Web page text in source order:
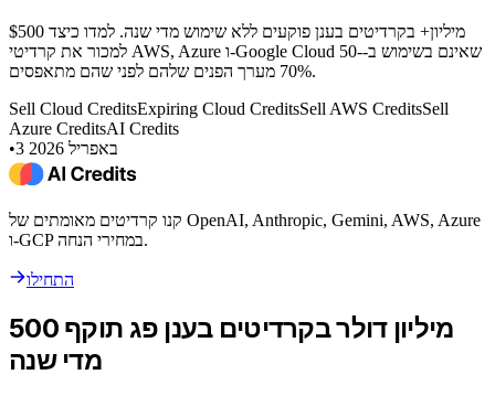
$500 מיליון+ בקרדיטים בענן פוקעים ללא שימוש מדי שנה. למדו כיצד
למכור את קרדיטי AWS, Azure ו-Google Cloud שאינם בשימוש ב-50-
70% מערך הפנים שלהם לפני שהם מתאפסים.
Sell Cloud CreditsExpiring Cloud CreditsSell AWS CreditsSell
Azure CreditsAI Credits
•
3 באפריל 2026
קנו קרדיטים מאומתים של OpenAI, Anthropic, Gemini, AWS, Azure
ו-GCP במחירי הנחה.
התחילו
500 מיליון דולר בקרדיטים בענן פג תוקף
מדי שנה